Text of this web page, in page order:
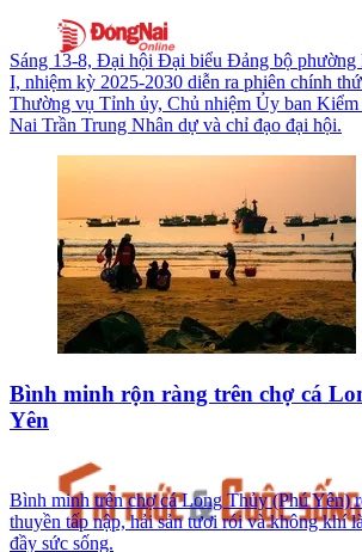
Sáng 13-8, Đại hội Đại biểu Đảng bộ phường
I, nhiệm kỳ 2025-2030 diễn ra phiên chính
Thường vụ Tỉnh ủy, Chủ nhiệm Ủy ban
Nai Trần Trung Nhân dự và chỉ đạo đại hội.
Bình minh rộn ràng trên chợ cá
Yên
Bình minh trên chợ cá Long Thủy (Phú Yên)
thuyền tấp nập, hải sản tươi rói và không khí
đầy sức sống.